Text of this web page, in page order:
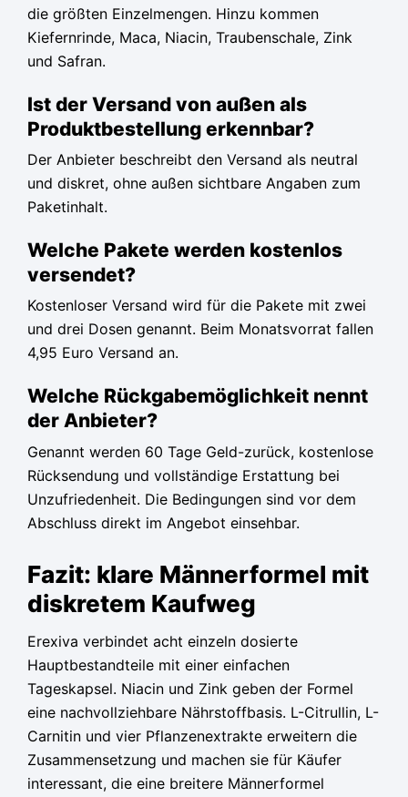
die größten Einzelmengen. Hinzu kommen
Kiefernrinde, Maca, Niacin, Traubenschale, Zink
und Safran.
Ist der Versand von außen als
Produktbestellung erkennbar?
Der Anbieter beschreibt den Versand als neutral
und diskret, ohne außen sichtbare Angaben zum
Paketinhalt.
Welche Pakete werden kostenlos
versendet?
Kostenloser Versand wird für die Pakete mit zwei
und drei Dosen genannt. Beim Monatsvorrat fallen
4,95 Euro Versand an.
Welche Rückgabemöglichkeit nennt
der Anbieter?
Genannt werden 60 Tage Geld-zurück, kostenlose
Rücksendung und vollständige Erstattung bei
Unzufriedenheit. Die Bedingungen sind vor dem
Abschluss direkt im Angebot einsehbar.
Fazit: klare Männerformel mit
diskretem Kaufweg
Erexiva verbindet acht einzeln dosierte
Hauptbestandteile mit einer einfachen
Tageskapsel. Niacin und Zink geben der Formel
eine nachvollziehbare Nährstoffbasis. L-Citrullin, L-
Carnitin und vier Pflanzenextrakte erweitern die
Zusammensetzung und machen sie für Käufer
interessant, die eine breitere Männerformel